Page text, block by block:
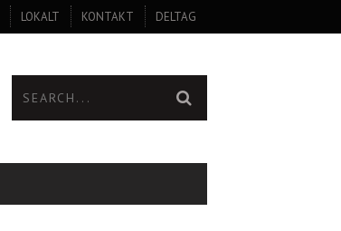
LOKALT KONTAKT DELTAG